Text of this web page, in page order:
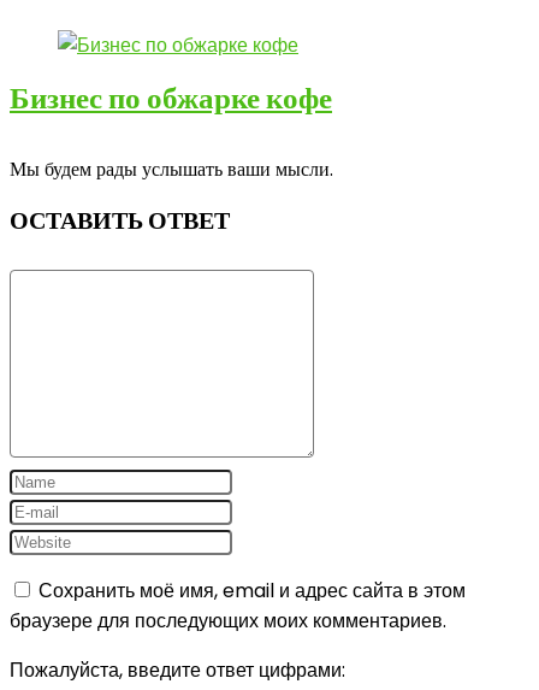
Бизнес по обжарке кофе
Мы будем рады услышать ваши мысли.
ОСТАВИТЬ ОТВЕТ
Сохранить моё имя, email и адрес сайта в этом
браузере для последующих моих комментариев.
Пожалуйста, введите ответ цифрами: